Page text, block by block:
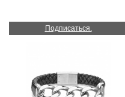
Подписаться.